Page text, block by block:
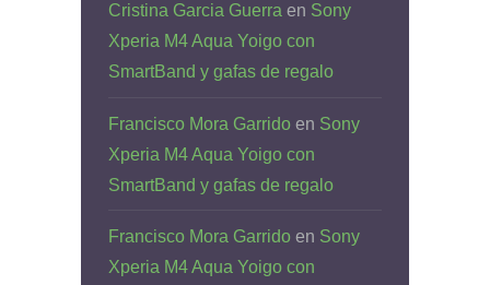
Cristina Garcia Guerra en Sony
Xperia M4 Aqua Yoigo con
SmartBand y gafas de regalo
Francisco Mora Garrido en Sony
Xperia M4 Aqua Yoigo con
SmartBand y gafas de regalo
Francisco Mora Garrido en Sony
Xperia M4 Aqua Yoigo con